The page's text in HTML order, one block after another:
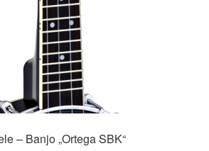
– Banjo „Ortega SBK“